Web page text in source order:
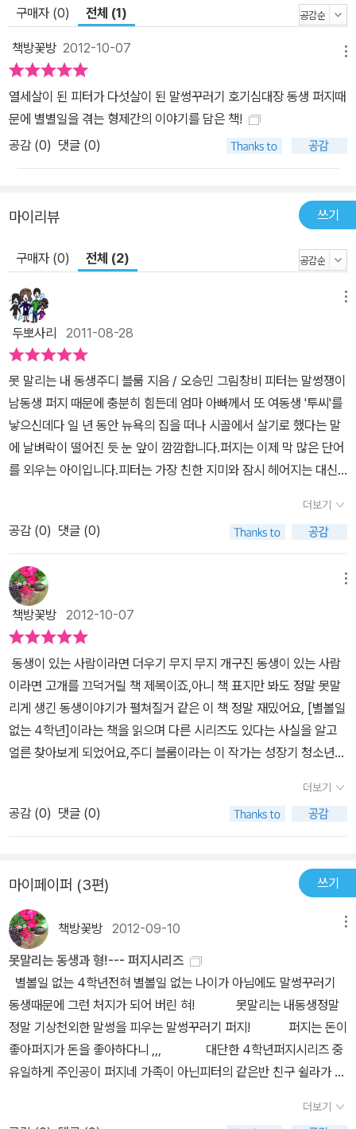
과 자율성·개성을 존중해줬으면 하는 아이들의 모습을 재미있게 꼬집
어 묘사했고, 이밖에 피터에게 지렁이 사업을 제안한 알렉스, 자신이
다른 별에서 왔다고 믿는 퍼지의 독특한 친구 대니얼, 얼굴이며 머리
모양, 심지어 걷는 모습마저 피터의 마음에 쏙 든 동네 화랑의 누나 베
벌리, 알렉스와 피터에게서 날마다 신선한 지렁이를 사가면서도 지렁
이로 무얼하는지 몰라 모든 이의 궁금증만 부풀리는 멀더 아줌마 등
자들을 끊임없이 웃게 만들고 이야기 속으로 빠져들게 한다.
구매자 (0) 전체 (1)
책방꽃방 2012-10-07
열세살이 된 피터가 다섯살이 된 말썽꾸러기 호기심대장 동생 퍼지때
문에 별별일을 겪는 형제간의 이야기를 담은 책!
공감 (0) 댓글 (0)
마이리뷰 쓰기
구매자 (0) 전체 (2)
두뽀사리 2011-08-28
못 말리는 내 동생주디 블룸 지음 / 오승민 그림창비 피터는 말썽쟁이
남동생 퍼지 때문에 충분히 힘든데 엄마 아빠께서 또 여동생 '투씨'를
낳으신데다 일 년 동안 뉴욕의 집을 떠나 시골에서 살기로 했다는 말
에 날벼락이 떨어진 듯 눈 앞이 깜깜합니다.퍼지는 이제 막 많은 단어
를 외우는 아이입니다.피터는 가장 친한 지미와 잠시 헤어지는 대신
아저씨'를 키우게 되고, 말을 배우게 하면서 재미있는 소동도 일어납
니다.퍼지는 되바라지고 건방지지만 자신과 잘 맞는 아이, '대니얼' 을
사귑니다.그 무렵 지미도 시골로 놀로 오고, 서로 좋아하는 조앤(나는
누군지 잘 모르는 여학생) 과 피터의 분홍빛(?) 이야기도 피어 납니
다.투씨가 '웩!' 이라고 말하는 것을 '누-웩(뉴욕)!' 이라고 잘못 들어
뉴욕으로 돌아가고 싶었던 피터는 모든 일을 알지만 모른 척 하고 뉴
욕으로 돌아가게 됩니다.말썽쟁이지만 귀여운 퍼지같은 동생이 있었
으면 !
더보기
공감 (0) 댓글 (0)
책방꽃방 2012-10-07
동생이 있는 사람이라면 더우기 무지 무지 개구진 동생이 있는 사람
이라면 고개를 끄덕거릴 책 제목이죠,아니 책 표지만 봐도 정말 못말
리게 생긴 동생이야기가 펼쳐질거 같은 이 책 정말 재밌어요, [별볼일
없는 4학년]이라는 책을 읽으며 다른 시리즈도 있다는 사실을 알고
얼른 찾아보게 되었어요,주디 블룸이라는 이 작가는 성장기 청소년
부모와 형제간의 갈등을 아주 세밀하고 실감나게 그려내고 있더군요,
퍼지라는 사탕 이름으로 불리는 세살박이 말썽꾸러기 남동생은 어느
새 다섯살이 되었구요말썽꾸러기 동생때문에 늘 불안하고 못마땅한
문에 하루도 편한날이 없는 피터는 어느날 또다른 동생이 태어날거란
소식에자신의 존재를 무시하는거 같은 엄마 아빠에게 반항해 집을 나
가보려 하지만 바지가랑이를 붙들고 늘어지는 다섯살짜리 동생 퍼지
때문에 하는수 없다는듯 주저 앉게 되요, 그런데 정말이지 퍼지의 돌
발적인 행동과 호기심에는 아무도 당할재간이 없네요, 엄마 배속에
동생이 생겼다는 이야기를 듣고 그 동생을 지금 당장 보여 달라고 떼
를 쓰더니 어느새 엄마 배속에 아기가 어떻게 생기는지를 알고 만나
는 사람마다 자랑하듯 떠들어대고 동생이 태어나자 숨바꼭질 놀이를
한다며 벽장속에 고이 숨겨 놓지를 않나 누군가 새로운 단어를 이야
정말 해도 해도 너무하다 싶을 정도로 말도 안되는 말썽을 부리고 다
더보기
공감 (0) 댓글 (0)
마이페이퍼 (3편) 쓰기
책방꽃방 2012-09-10
못말리는 동생과 형!--- 퍼지시리즈
별볼일 없는 4학년전혀 별볼일 없는 나이가 아님에도 말썽꾸러기
동생때문에 그런 처지가 되어 버린 혀! 못말리는 내동생정말
정말 기상천외한 말썽을 피우는 말썽꾸러기 퍼지! 퍼지는 돈이
좋아퍼지가 돈을 좋아하다니 ,,, 대단한 4학년퍼지시리즈 중
유일하게 주인공이 퍼지네 가족이 아닌피터의 같은반 친구 쉴라가 주
더보기